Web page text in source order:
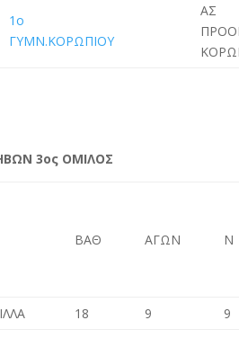
1o
ΓΥΜΝ.ΚΟΡΩΠΙΟΥ
ΑΣ
3ος ΟΜΙΛΟΣ
ΒΑΘ ΑΓΩΝ Ν
18 9
9